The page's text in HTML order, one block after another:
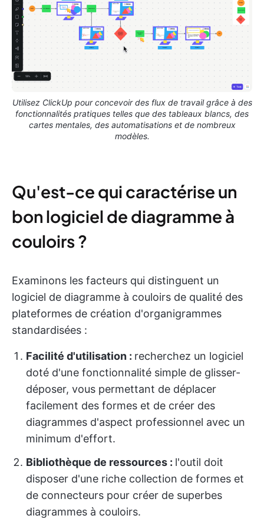
Utilisez ClickUp pour concevoir des flux de travail grâce à des
fonctionnalités pratiques telles que des tableaux blancs, des
cartes mentales, des automatisations et de nombreux
modèles.
Qu'est-ce qui caractérise un
bon logiciel de diagramme à
couloirs ?
Examinons les facteurs qui distinguent un
logiciel de diagramme à couloirs de qualité des
plateformes de création d'organigrammes
standardisées :
Facilité d'utilisation : recherchez un logiciel
doté d'une fonctionnalité simple de glisser-
déposer, vous permettant de déplacer
facilement des formes et de créer des
diagrammes d'aspect professionnel avec un
minimum d'effort.
Bibliothèque de ressources : l'outil doit
disposer d'une riche collection de formes et
de connecteurs pour créer de superbes
diagrammes à couloirs.